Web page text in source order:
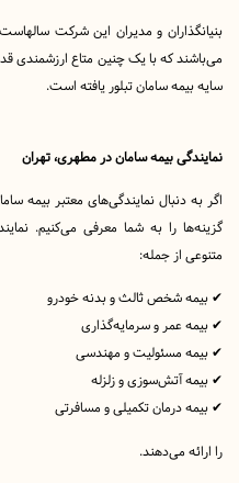
و مدیران این شرکت سالهاست که از
که با یک چنین متاع ارزشمندی قدم در این
سامان تبلور یافته است.
بیمه سامان در مطهری، تهران
نمایندگی‌های معتبر بیمه سامان در
را به شما معرفی می‌کنیم.
جمله:
شخص ثالث و بدنه خودرو
و سرمایه‌گذاری
مسئولیت و مهندسی
و زلزله
تکمیلی و مسافرتی
می‌دهند.